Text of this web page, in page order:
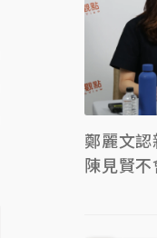
鄭麗文
陳見賢